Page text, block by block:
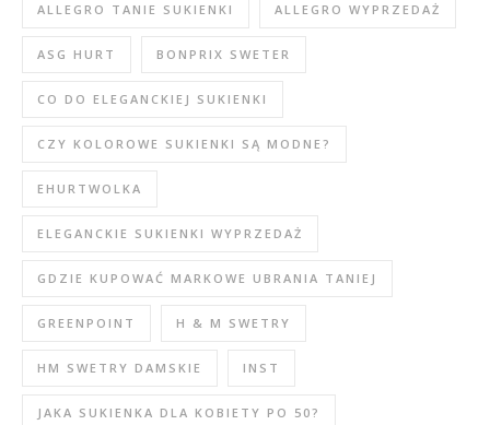
ALLEGRO TANIE SUKIENKI ALLEGRO WYPRZEDAŻ
ASG HURT BONPRIX SWETER
CO DO ELEGANCKIEJ SUKIENKI
CZY KOLOROWE SUKIENKI SĄ MODNE?
EHURTWOLKA
ELEGANCKIE SUKIENKI WYPRZEDAŻ
GDZIE KUPOWAĆ MARKOWE UBRANIA TANIEJ
GREENPOINT H & M SWETRY
HM SWETRY DAMSKIE INST
JAKA SUKIENKA DLA KOBIETY PO 50?